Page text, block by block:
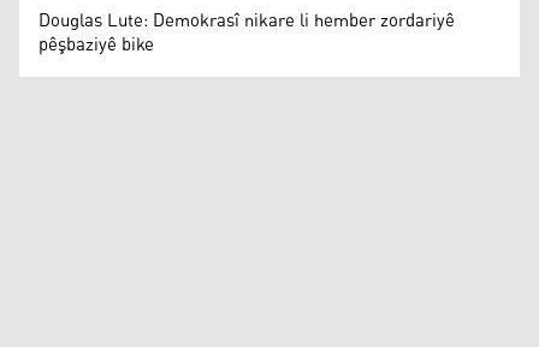
Douglas Lute: Demokrasî nikare li hember zordariyê
pêşbaziyê bike